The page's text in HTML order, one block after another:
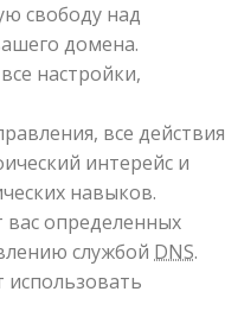
свободу над
домена.
настройки,
все действия
интерейс и
навыков.
вас определенных
службой DNS.
использовать